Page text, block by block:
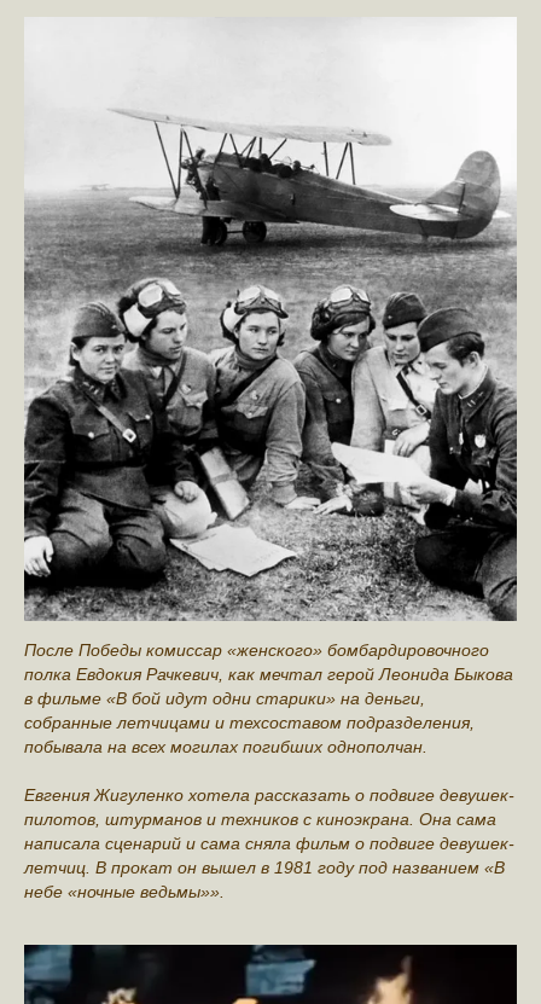
После Победы комиссар «женского» бомбардировочного
полка Евдокия Рачкевич, как мечтал герой Леонида Быкова
в фильме «В бой идут одни старики» на деньги,
собранные летчицами и техсоставом подразделения,
побывала на всех могилах погибших однополчан.
Евгения Жигуленко хотела рассказать о подвиге девушек-
пилотов, штурманов и техников с киноэкрана. Она сама
написала сценарий и сама сняла фильм о подвиге девушек-
летчиц. В прокат он вышел в 1981 году под названием «В
небе «ночные ведьмы»».